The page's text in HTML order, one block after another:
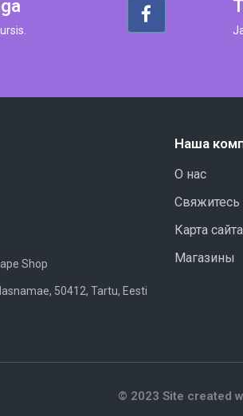
Shop
50412, Tartu, Eesti
Наша
О нас
Свяжитесь
Карта сайта
Магазины
© 2023 Site created